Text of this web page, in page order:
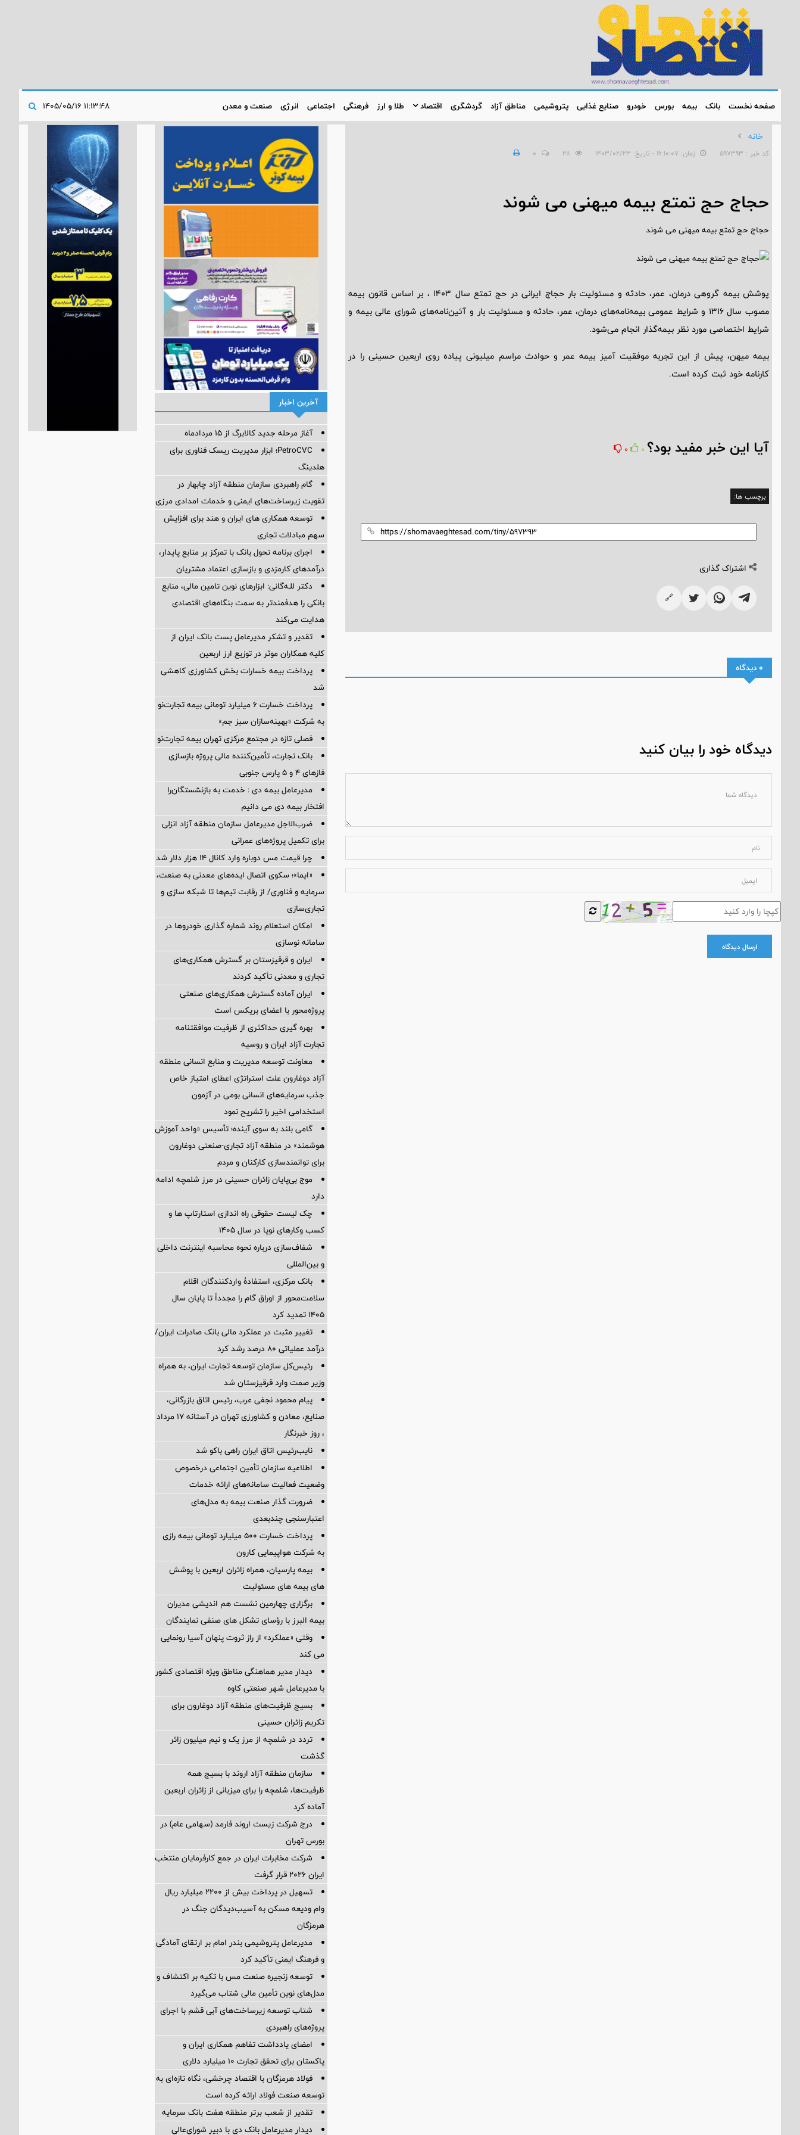
صفحه نخست بانک بیمه بورس خودرو صنایع غذایی پتروشیمی مناطق آزاد گردشگری اقتصاد طلا و ارز فرهنگی اجتماعی انرژی صنعت و معدن
خانه
کد خبر : 597393 زمان: ۱۶:۱۰:۰۷ - تاریخ: ۱۴۰۳/۰۲/۲۳ 0
حجاج حج تمتع بیمه میهنی می شوند
حجاج حج تمتع بیمه میهنی می شوند
پوشش بیمه گروهی درمان، عمر، حادثه و مسئولیت بار حجاج ایرانی در حج تمتع سال ۱۴۰۳ ، بر اساس قانون بیمه
مصوب سال ۱۳۱۶ و شرایط عمومی بیمه‌نامه‌های درمان، عمر، حادثه و مسئولیت بار و آئین‌نامه‌های شورای عالی بیمه و
شرایط اختصاصی مورد نظر بیمه‌گذار انجام می‌شود.
بیمه میهن، پیش از این تجربه موفقیت آمیز بیمه عمر و حوادث مراسم میلیونی پیاده روی اربعین حسینی را در
کارنامه خود ثبت کرده است.
آیا این خبر مفید بود؟ 0
0
برچسب ها:
اشتراک گذاری
🔗
0 دیدگاه
دیدگاه خود را بیان کنید
ارسال دیدگاه
آخرین اخبار
آغاز مرحله جدید کالابرگ از ۱۵ مردادماه
PetroCVC؛ ابزار مدیریت ریسک فناوری برای
هلدینگ
گام راهبردی سازمان منطقه آزاد چابهار در
تقویت زیرساخت‌های ایمنی و خدمات امدادی مرزی
توسعه همکاری های ایران و هند برای افزایش
سهم مبادلات تجاری
اجرای برنامه تحول بانک با تمرکز بر منابع پایدار،
درآمدهای کارمزدی و بازسازی اعتماد مشتریان
دکتر للـه‌گانی: ابزارهای نوین تامین مالی، منابع
بانکی را هدفمندتر به سمت بنگاه‌های اقتصادی
هدایت می‌کند
تقدیر و تشکر مدیرعامل پست بانک ایران از
کلیه همکاران موثر در توزیع ارز اربعین
پرداخت بیمه خسارات بخش کشاورزی کاهشی
شد
پرداخت خسارت ۶ میلیارد تومانی بیمه تجارت‌نو
به شرکت «بهینه‌سازان سبز جم»
فصلی تازه در مجتمع مرکزی تهران بیمه تجارت‌نو
بانک تجارت، تأمین‌کننده مالی پروژه بازسازی
فازهای ۴ و ۵ پارس جنوبی
مدیرعامل بیمه دی : خدمت به بازنشستگان‌را
افتخار بیمه دی می دانیم
ضرب‌الاجل مدیرعامل سازمان منطقه آزاد انزلی
برای تكمیل پروژه‌های عمرانی
چرا قیمت مس دوباره وارد کانال ۱۴ هزار دلار شد
«ایما»؛ سکوی اتصال ایده‌های معدنی به صنعت،
سرمایه و فناوری/ از رقابت تیم‌ها تا شبکه سازی و
تجاری‌سازی
امکان استعلام روند شماره گذاری خودروها در
سامانه نوسازی
ایران و قرقیزستان بر گسترش همکاری‌های
تجاری و معدنی تأکید کردند
ایران آماده گسترش همکاری‌های صنعتی
پروژه‌محور با اعضای بریکس است
بهره گیری حداکثری از ظرفیت موافقتنامه
تجارت آزاد ایران و روسیه
معاونت توسعه مدیریت و منابع انسانی منطقه
آزاد دوغارون علت استراتژی اعطای امتیاز خاص
جذب سرمایه‌های انسانی بومی در آزمون
استخدامی اخیر را تشریح نمود
گامی بلند به سوی آینده؛ تأسیس «واحد آموزش
هوشمند» در منطقه آزاد تجاری-صنعتی دوغارون
برای توانمندسازی کارکنان و مردم
موج بی‌پایان زائران حسینی در مرز شلمچه ادامه
دارد
چک لیست حقوقی راه اندازی استارتاپ ها و
کسب وکارهای نوپا در سال ۱۴۰۵
شفاف‌سازی درباره نحوه محاسبه اینترنت داخلی
و بین‌المللی
بانک مرکزی، استفادۀ واردکنندگان اقلام
سلامت‌محور از اوراق گام را مجدداً تا پایان سال
۱۴۰۵ تمدید کرد
تغییر مثبت در عملکرد مالی بانک صادرات ایران/
درآمد عملیاتی 80 درصد رشد کرد
رئیس‌کل سازمان توسعه تجارت ایران، به همراه
وزیر صمت وارد قرقیزستان شد
پیام محمود نجفی عرب، رئیس اتاق بازرگانی،
صنایع، معادن و کشاورزی تهران در آستانه 17 مرداد
، روز خبرنگار
نایب‌رئیس اتاق ایران راهی باکو شد
اطلاعیه سازمان تأمین اجتماعی درخصوص
وضعیت فعالیت سامانه‌های ارائه خدمات
ضرورت گذار صنعت بیمه به مدل‌های
اعتبارسنجی چندبعدی
پرداخت خسارت ۵۰۰ میلیارد تومانی بیمه رازی
به شرکت هواپیمایی کارون
بیمه پارسیان، همراه زائران اربعین با پوشش
های بیمه های مسئولیت
برگزاری چهارمین نشست هم اندیشی مدیران
بیمه البرز با رؤسای تشکل های صنفی نمایندگان
وقتی «عملکرد» از راز ثروت پنهان آسیا رونمایی
می کند
دیدار مدیر هماهنگی مناطق ویژه اقتصادی کشور
با مدیرعامل شهر صنعتی کاوه
بسیج ظرفیت‌های منطقه آزاد دوغارون برای
تکریم زائران حسینی
تردد در شلمچه از مرز یک و نیم میلیون زائر
گذشت
سازمان منطقه آزاد اروند با بسیج همه
ظرفیت‌ها، شلمچه را برای میزبانی از زائران اربعین
آماده کرد
درج شرکت زیست اروند فارمد (سهامی عام) در
بورس تهران
شرکت مخابرات ایران در جمع کارفرمایان منتخب
ایران ۲۰۲۶ قرار گرفت
تسهیل در پرداخت بیش از ۲۲۰۰ میلیارد ریال
وام ودیعه مسکن به آسیب‌دیدگان جنگ در
هرمزگان
مدیرعامل پتروشیمی بندر امام بر ارتقای آمادگی
و فرهنگ ایمنی تأکید کرد
توسعه زنجیره صنعت مس با تکیه بر اکتشاف و
مدل‌های نوین تأمین مالی شتاب می‌گیرد
شتاب توسعه زیرساخت‌های آبی قشم با اجرای
پروژه‌های راهبردی
امضای یادداشت تفاهم همکاری ایران و
پاکستان برای تحقق تجارت ۱۰ میلیارد دلاری
فولاد هرمزگان با اقتصاد چرخشی، نگاه تازه‌ای به
توسعه صنعت فولاد ارائه کرده است
تقدیر از شعب برتر منطقه هفت بانک سرمایه
دیدار مدیرعامل بانک دی با دبیر شورای‌عالی